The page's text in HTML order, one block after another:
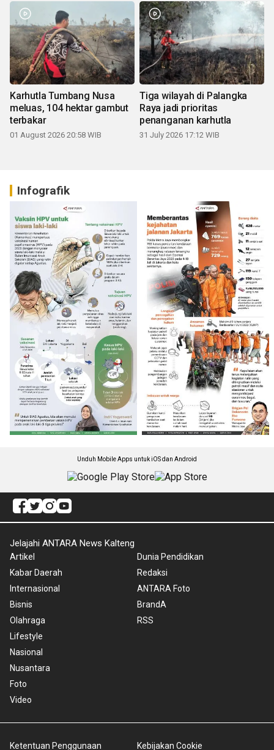
Karhutla Tumbang Nusa
meluas, 104 hektar gambut
terbakar
01 August 2026 20:58 WIB
Tiga wilayah di Palangka
Raya jadi prioritas
penanganan karhutla
31 July 2026 17:12 WIB
Infografik
Unduh Mobile Apps untuk iOS dan Android
Jelajahi ANTARA News Kalteng
Artikel
Kabar Daerah
Internasional
Bisnis
Olahraga
Lifestyle
Nasional
Nusantara
Foto
Video
Dunia Pendidikan
Redaksi
ANTARA Foto
BrandA
RSS
Ketentuan Penggunaan Kebijakan Cookie